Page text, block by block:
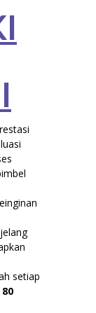
setiap
80